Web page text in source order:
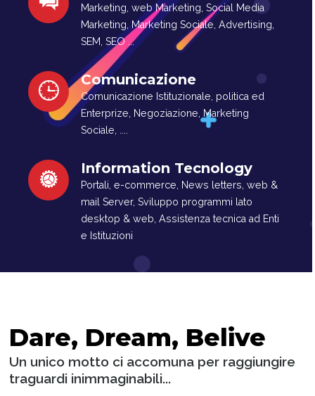
Marketing, web Marketing, Social Media
Marketing, Marketing Sociale, Advertising,
SEM, SEO ...
Comunicazione
Comunicazione Istituzionale, politica ed
Enterprize, Negoziazione, Marketing
Sociale, ....
Information Tecnology
Portali, e-commerce, News letters, web &
mail Server, Sviluppo programmi lato
desktop & web, Assistenza tecnica ad Enti
e Istituzioni
Dare, Dream, Belive
Un unico motto ci accomuna per raggiungire
traguardi inimmaginabili...